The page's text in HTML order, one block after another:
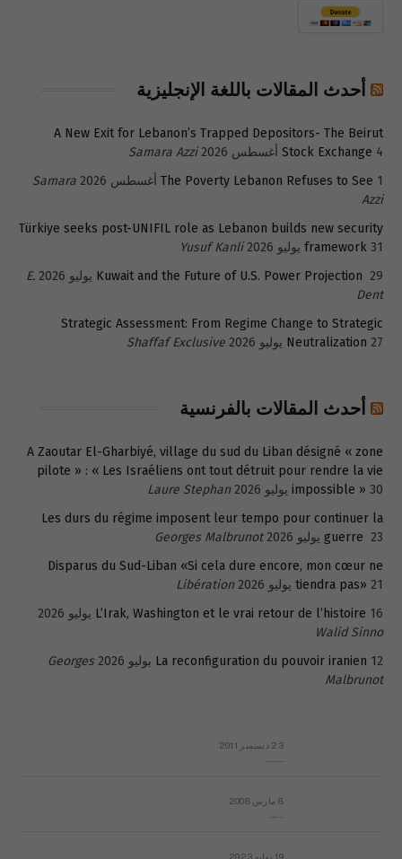
أحدث المقالات باللغة الإنجليزية
A New Exit for Lebanon’s Trapped Depositors- The Beirut
Stock Exchange 4 أغسطس 2026
Samara Azzi
The Poverty Lebanon Refuses to See 1 أغسطس 2026
Samara
Azzi
Türkiye seeks post-UNIFIL role as Lebanon builds new security
framework 31 يوليو 2026
Yusuf Kanli
Kuwait and the Future of U.S. Power Projection 29 يوليو 2026
E.
Dent
Strategic Assessment: From Regime Change to Strategic
Neutralization 27 يوليو 2026 Shaffaf Exclusive
أحدث المقالات بالفرنسية
A Zaoutar El-Gharbiyé, village du sud du Liban désigné « zone
pilote » : « Les Israéliens ont tout détruit pour rendre la vie
impossible » 30 يوليو 2026
Laure Stephan
Les durs du régime imposent leur tempo pour continuer la
guerre 23 يوليو 2026
Georges Malbrunot
Disparus du Sud-Liban «Si cela dure encore, mon cœur ne
tiendra pas» 21 يوليو 2026
Libération
L’Irak, Washington et le vrai retour de l’histoire 16 يوليو 2026
Walid Sinno
La reconfiguration du pouvoir iranien 12 يوليو 2026
Georges
Malbrunot
23 ديسمبر 2011
8 مارس 2008
19 يوليو 2023